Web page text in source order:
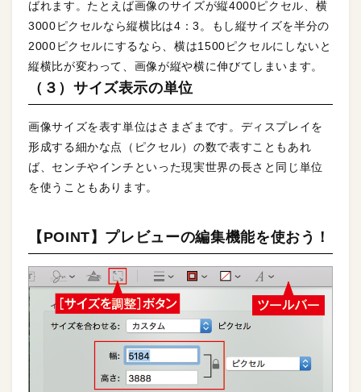
ばれます。たとえば画像のサイズが縦4000ピクセル、横
3000ピクセルなら縦横比は4：3。もし縦サイズを半分の
2000ピクセルにするなら、横は1500ピクセルにしないと
縦横比が変わって、画像が縦や横に伸びてしまいます。
（３）サイズ表示の単位
画像サイズを表す単位はさまざまです。ディスプレイを
形成する細かな点（ピクセル）の数で表すこともあれ
ば、センチやインチといった現実世界の長さと同じ単位
を使うこともあります。
【POINT】プレビューの編集機能を使おう！